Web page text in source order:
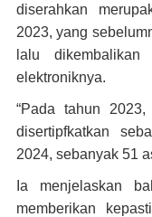
diserahkan
2023, yang
lalu
elektroniknya.
“Pada tahun
disertipfkatkan
2024, sebanyak 51
Ia menjelaskan
memberikan